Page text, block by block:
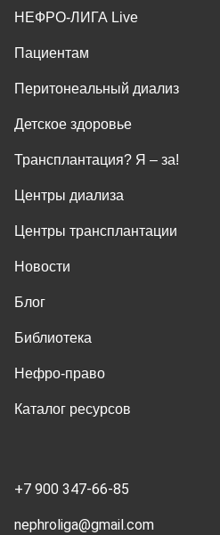
НЕФРО-ЛИГА Live
Пациентам
Перитонеальный диализ
Детское здоровье
Трансплантация? Я ‒ за!
Центры диализа
Центры трансплантации
Новости
Блог
Библиотека
Нефро-право
Каталог ресурсов
+7 900 347-66-85
nephroliga@gmail.com